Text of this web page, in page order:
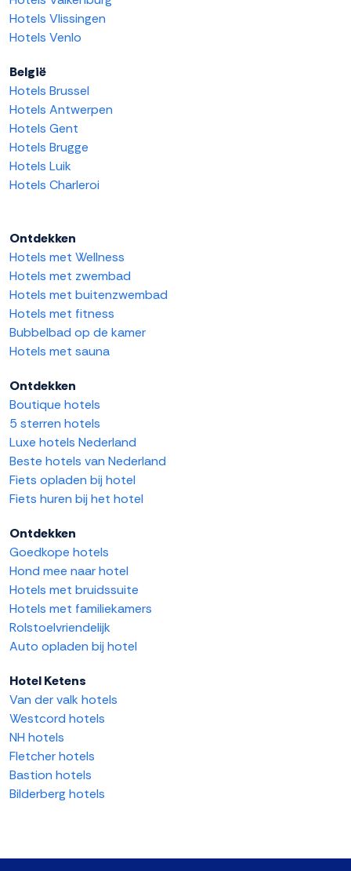
Hotels Vlissingen
Hotels Venlo
België
Hotels Brussel
Hotels Antwerpen
Hotels Gent
Hotels Brugge
Hotels Luik
Hotels Charleroi
Ontdekken
Hotels met Wellness
Hotels met zwembad
Hotels met buitenzwembad
Hotels met fitness
Bubbelbad op de kamer
Hotels met sauna
Ontdekken
Boutique hotels
5 sterren hotels
Luxe hotels Nederland
Beste hotels van Nederland
Fiets opladen bij hotel
Fiets huren bij het hotel
Ontdekken
Goedkope hotels
Hond mee naar hotel
Hotels met bruidssuite
Hotels met familiekamers
Rolstoelvriendelijk
Auto opladen bij hotel
Hotel Ketens
Van der valk hotels
Westcord hotels
NH hotels
Fletcher hotels
Bastion hotels
Bilderberg hotels